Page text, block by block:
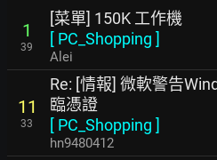
1
39
[菜單] 150K 工作機
[ PC_Shopping ]
Alei
11
33
Re: [情報] 微軟警告
臨憑證
[ PC_Shopping ]
hn9480412